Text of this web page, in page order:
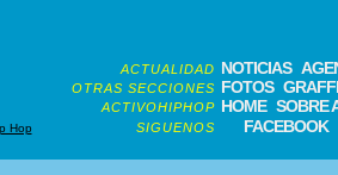
ACTUALIDAD NOTICIAS
OTRAS SECCIONES FOTOS
ACTIVOHIPHOP HOME SOBRE
SIGUENOS FACEBOOK